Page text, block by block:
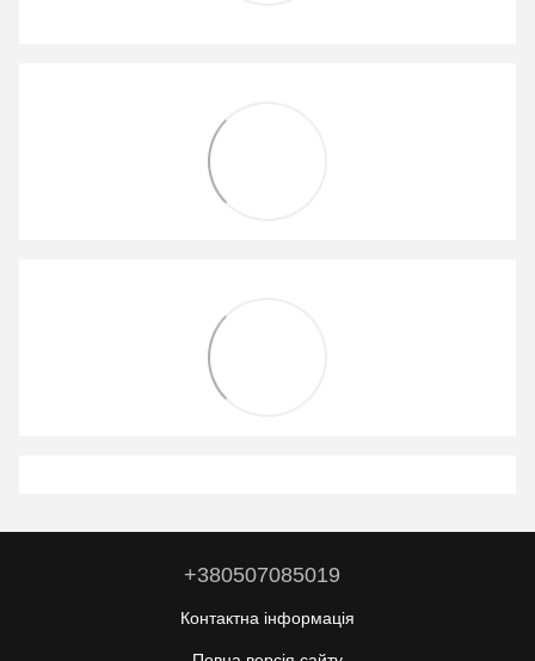
+380507085019
Контактна інформація